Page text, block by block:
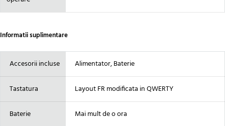
Informatii suplimentare
Accesorii incluse Alimentator, Baterie
Tastatura Layout FR modificata in QWERTY
Baterie Mai mult de o ora